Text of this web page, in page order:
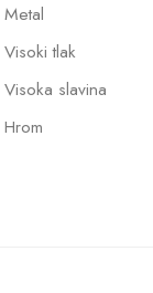
Metal
Visoki tlak
Visoka slavina
Hrom